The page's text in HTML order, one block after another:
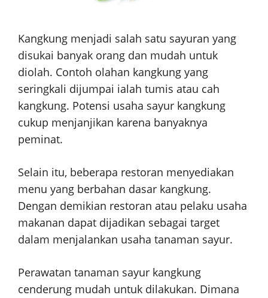
Kangkung menjadi salah satu sayuran yang
disukai banyak orang dan mudah untuk
diolah. Contoh olahan kangkung yang
seringkali dijumpai ialah tumis atau cah
kangkung. Potensi usaha sayur kangkung
cukup menjanjikan karena banyaknya
peminat.
Selain itu, beberapa restoran menyediakan
menu yang berbahan dasar kangkung.
Dengan demikian restoran atau pelaku usaha
makanan dapat dijadikan sebagai target
dalam menjalankan usaha tanaman sayur.
Perawatan tanaman sayur kangkung
cenderung mudah untuk dilakukan. Dimana